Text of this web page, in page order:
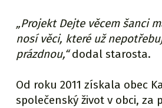
„Projekt Dejte věcem šanci
nosí věci, které už
prázdnou,“dodal starosta.
Od roku 2011 získala obec
společenský život v obci, za